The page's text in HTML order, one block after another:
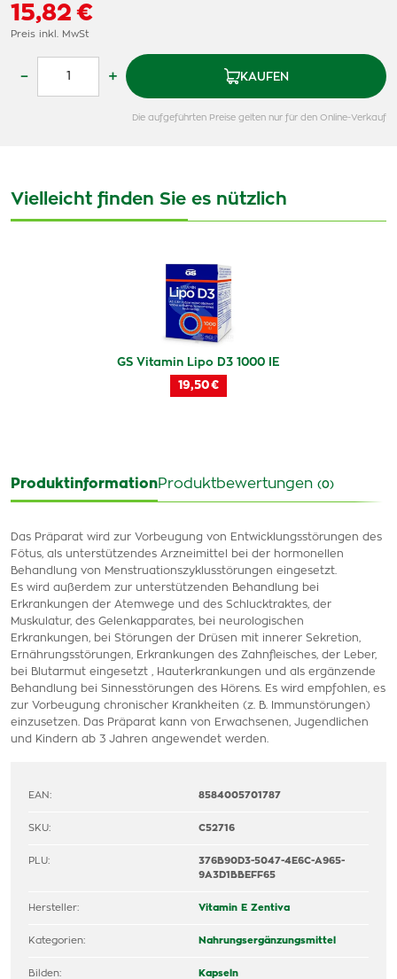
15,82 €
Preis inkl. MwSt
– + KAUFEN
Die aufgeführten Preise gelten nur für den Online-Verkauf
Vielleicht finden Sie es nützlich
GS Vitamin Lipo D3 1000 IE
19,50 €
ProduktinformationProduktbewertungen (0)
Das Präparat wird zur Vorbeugung von Entwicklungsstörungen des
Fötus, als unterstützendes Arzneimittel bei der hormonellen
Behandlung von Menstruationszyklusstörungen eingesetzt.
Es wird außerdem zur unterstützenden Behandlung bei
Erkrankungen der Atemwege und des Schlucktraktes, der
Muskulatur, des Gelenkapparates, bei neurologischen
Erkrankungen, bei Störungen der Drüsen mit innerer Sekretion,
Ernährungsstörungen, Erkrankungen des Zahnfleisches, der Leber,
bei Blutarmut eingesetzt , Hauterkrankungen und als ergänzende
Behandlung bei Sinnesstörungen des Hörens. Es wird empfohlen, es
zur Vorbeugung chronischer Krankheiten (z. B. Immunstörungen)
einzusetzen. Das Präparat kann von Erwachsenen, Jugendlichen
und Kindern ab 3 Jahren angewendet werden.
EAN: 8584005701787
SKU: C52716
PLU:
376B90D3-5047-4E6C-A965-
9A3D1BBEFF65
Hersteller: Vitamin E Zentiva
Kategorien: Nahrungsergänzungsmittel
Bilden: Kapseln